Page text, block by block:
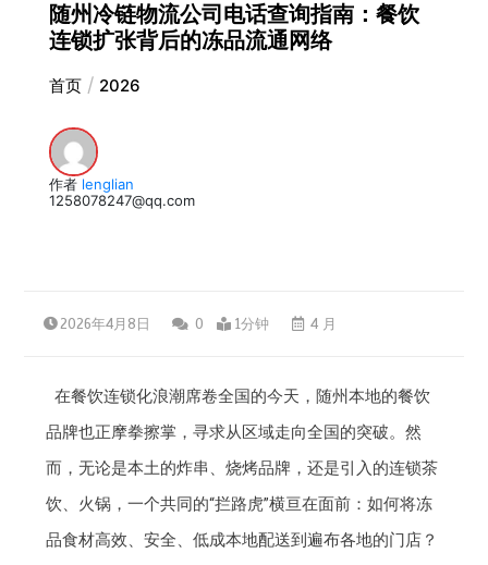
随州冷链物流公司电话查询指南：餐饮
连锁扩张背后的冻品流通网络
首页 2026
作者 lenglian
1258078247@qq.com
2026年4月8日 0 1分钟 4 月
在餐饮连锁化浪潮席卷全国的今天，随州本地的餐饮
品牌也正摩拳擦掌，寻求从区域走向全国的突破。然
而，无论是本土的炸串、烧烤品牌，还是引入的连锁茶
饮、火锅，一个共同的“拦路虎”横亘在面前：如何将冻
品食材高效、安全、低成本地配送到遍布各地的门店？